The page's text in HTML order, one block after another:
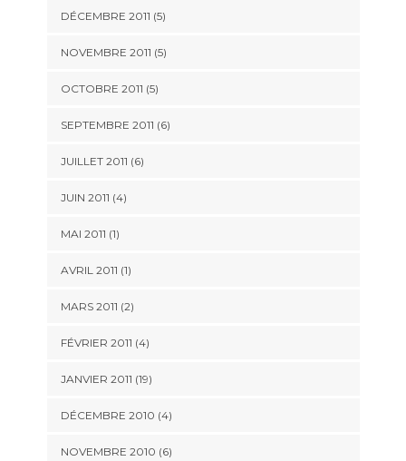
DÉCEMBRE 2011 (5)
NOVEMBRE 2011 (5)
OCTOBRE 2011 (5)
SEPTEMBRE 2011 (6)
JUILLET 2011 (6)
JUIN 2011 (4)
MAI 2011 (1)
AVRIL 2011 (1)
MARS 2011 (2)
FÉVRIER 2011 (4)
JANVIER 2011 (19)
DÉCEMBRE 2010 (4)
NOVEMBRE 2010 (6)